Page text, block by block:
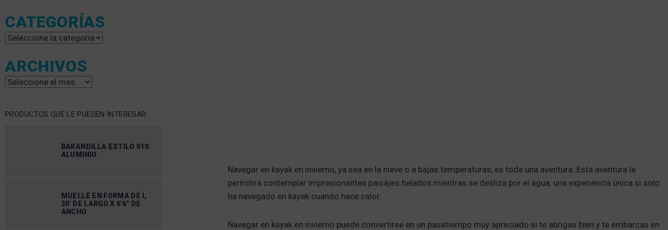
Navegar en kayak en invierno, ya sea en la nieve o a bajas temperaturas, es toda una aventura. Esta aventura le
permitirá contemplar impresionantes paisajes helados mientras se desliza por el agua, una experiencia única si solo
ha navegado en kayak cuando hace calor.
Navegar en kayak en invierno puede convertirse en un pasatiempo muy apreciado si te abrigas bien y te embarcas en
CATEGORÍAS
Categorías
ARCHIVOS
Archivos
PRODUCTOS QUE LE PUEDEN INTERESAR
BARANDILLA ESTILO 910
ALUMINIO
MUELLE EN FORMA DE I,
30′ DE LARGO X 6'6″ DE
ANCHO